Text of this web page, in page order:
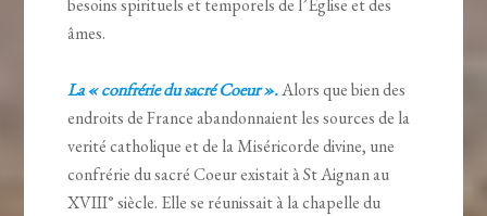
besoins spirituels et temporels de l’Eglise et des
âmes.
La « confrérie du sacré Coeur ».Alors que bien des
endroits de France abandonnaient les sources de la
verité catholique et de la Miséricorde divine, une
confrérie du sacré Coeur existait à St Aignan au
XVIII° siècle. Elle se réunissait à la chapelle du